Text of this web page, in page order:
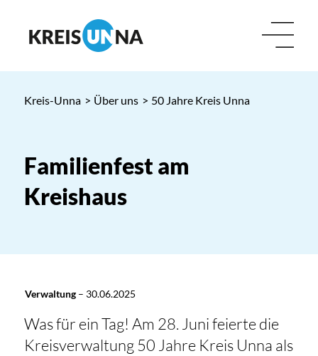
Kreis-Unna > Über uns > 50 Jahre Kreis Unna
Familienfest am
Kreishaus
Verwaltung– 30.06.2025
Was für ein Tag! Am 28. Juni feierte die
Kreisverwaltung 50 Jahre Kreis Unna als